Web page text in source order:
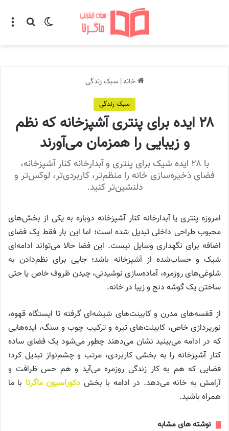
تغییر پوسته
خانه| سبک زندگی
سبک زندگی
۲۸ ایده برای پنتری آشپزخانه که نظم
و زیبایی را همزمان می‌آورند
با ۲۸ ایده شیک برای پنتری و آبدارخانه کنار آشپزخانه،
فضای ذخیره‌سازی خانه را منظم‌تر، کاربردی‌تر، لوکس‌تر و
دلنشین‌تر کنید.
امروزه پنتری یا آبدارخانه کنار آشپزخانه دوباره به یکی از بخش‌های
محبوب طراحی داخلی تبدیل شده است؛ اما این بار فقط یک فضای
اضافه برای نگهداری وسایل نیست. این فضا حالا می‌تواند ادامه‌ای
شیک و حساب‌شده از آشپزخانه باشد؛ جایی برای نظم‌دادن به
شلوغی‌های روزمره، آماده‌سازی نوشیدنی، چیدن ظروف خاص یا حتی
ساختن یک گوشه دنج و زیبا در خانه.
از قفسه‌های مدرن و کابینت‌های شیشه‌ای گرفته تا ایستگاه قهوه،
نورپردازی خاص، کابینت‌های تیره و ترکیب چوب و سنگ، ایده‌هایی
که در ادامه می‌بینید نشان می‌دهند چطور می‌شود یک فضای ساده
کنار آشپزخانه را به بخشی کاربردی، مرتب و چشم‌نواز تبدیل کرد؛
فضایی که هم به کار زندگی روزمره می‌آید و هم حس ظرافت و
آرامش به خانه می‌دهد. در ادامه با بخش دکوراسیون ماگرتا با ما
همراه باشید.
نوشته های مشابه